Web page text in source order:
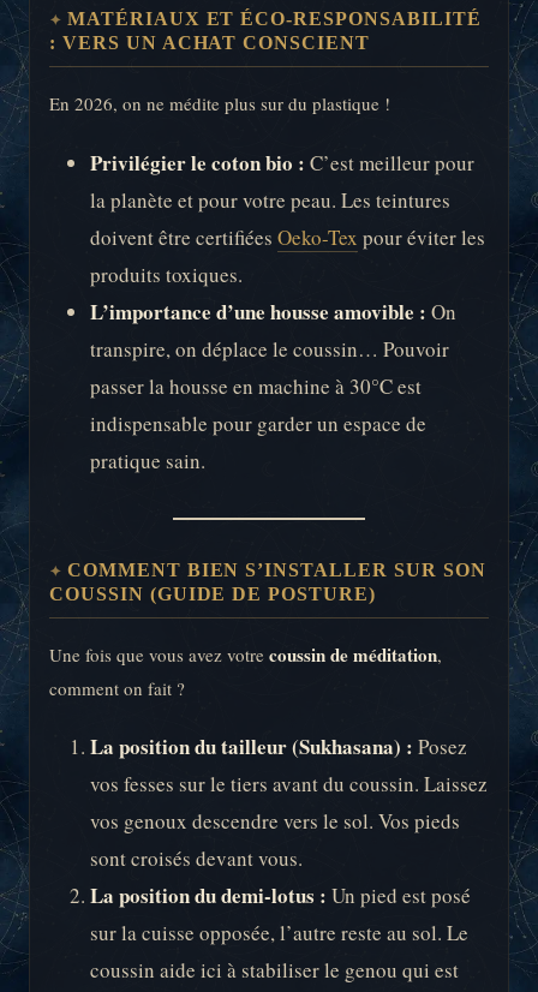
MATÉRIAUX ET ÉCO-RESPONSABILITÉ
: VERS UN ACHAT CONSCIENT
En 2026, on ne médite plus sur du plastique !
Privilégier le coton bio : C’est meilleur pour
la planète et pour votre peau. Les teintures
doivent être certifiées Oeko-Tex pour éviter les
produits toxiques.
L’importance d’une housse amovible : On
transpire, on déplace le coussin… Pouvoir
passer la housse en machine à 30°C est
indispensable pour garder un espace de
pratique sain.
COMMENT BIEN S’INSTALLER SUR SON
COUSSIN (GUIDE DE POSTURE)
Une fois que vous avez votre coussin de méditation,
comment on fait ?
La position du tailleur (Sukhasana) : Posez
vos fesses sur le tiers avant du coussin. Laissez
vos genoux descendre vers le sol. Vos pieds
sont croisés devant vous.
La position du demi-lotus : Un pied est posé
sur la cuisse opposée, l’autre reste au sol. Le
coussin aide ici à stabiliser le genou qui est